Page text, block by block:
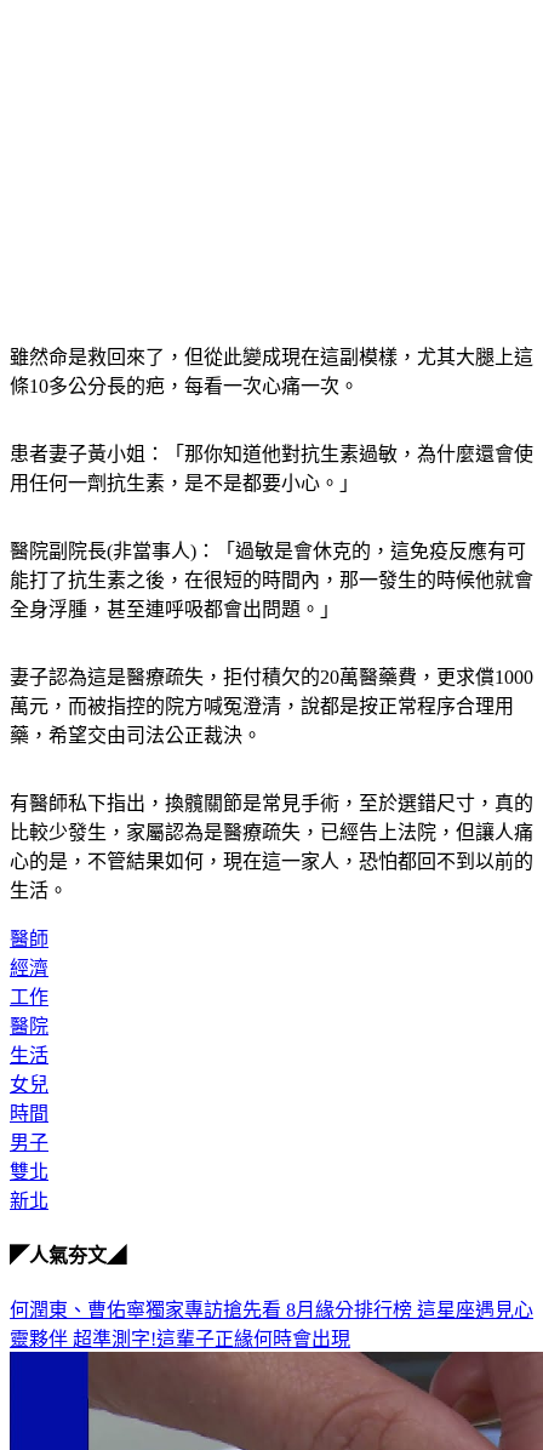
雖然命是救回來了，但從此變成現在這副模樣，尤其大腿上這
條10多公分長的疤，每看一次心痛一次。
患者妻子黃小姐：「那你知道他對抗生素過敏，為什麼還會使
用任何一劑抗生素，是不是都要小心。」
醫院副院長(非當事人)：「過敏是會休克的，這免疫反應有可
能打了抗生素之後，在很短的時間內，那一發生的時候他就會
全身浮腫，甚至連呼吸都會出問題。」
妻子認為這是醫療疏失，拒付積欠的20萬醫藥費，更求償1000
萬元，而被指控的院方喊冤澄清，說都是按正常程序合理用
藥，希望交由司法公正裁決。
有醫師私下指出，換髖關節是常見手術，至於選錯尺寸，真的
比較少發生，家屬認為是醫療疏失，已經告上法院，但讓人痛
心的是，不管結果如何，現在這一家人，恐怕都回不到以前的
生活。
醫師
經濟
工作
醫院
生活
女兒
時間
男子
雙北
新北
◤人氣夯文◢
何潤東、曹佑寧獨家專訪搶先看 8月緣分排行榜 這星座遇見心
靈夥伴 超準測字!這輩子正緣何時會出現